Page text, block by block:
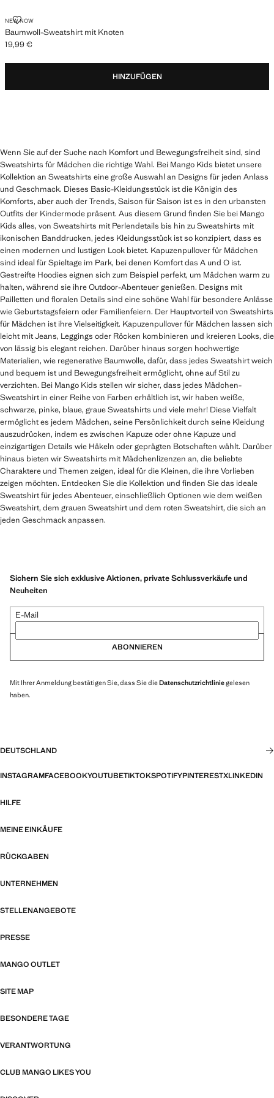
NEW NOW
Baumwoll-Sweatshirt mit Knoten
BAUMWOLL-SWEATSHIRT MIT KNOTEN
Aktueller Preis [19,99 € ]
19,99 €
HINZUFÜGEN
Wenn Sie auf der Suche nach Komfort und Bewegungsfreiheit sind, sind
Sweatshirts für Mädchen die richtige Wahl. Bei Mango Kids bietet unsere
Kollektion an Sweatshirts eine große Auswahl an Designs für jeden Anlass
und Geschmack. Dieses Basic-Kleidungsstück ist die Königin des
Komforts, aber auch der Trends, Saison für Saison ist es in den urbansten
Outfits der Kindermode präsent. Aus diesem Grund finden Sie bei Mango
Kids alles, von Sweatshirts mit Perlendetails bis hin zu Sweatshirts mit
ikonischen Banddrucken, jedes Kleidungsstück ist so konzipiert, dass es
einen modernen und lustigen Look bietet. Kapuzenpullover für Mädchen
sind ideal für Spieltage im Park, bei denen Komfort das A und O ist.
Gestreifte Hoodies eignen sich zum Beispiel perfekt, um Mädchen warm zu
halten, während sie ihre Outdoor-Abenteuer genießen. Designs mit
Pailletten und floralen Details sind eine schöne Wahl für besondere Anlässe
wie Geburtstagsfeiern oder Familienfeiern. Der Hauptvorteil von Sweatshirts
für Mädchen ist ihre Vielseitigkeit. Kapuzenpullover für Mädchen lassen sich
leicht mit Jeans, Leggings oder Röcken kombinieren und kreieren Looks, die
von lässig bis elegant reichen. Darüber hinaus sorgen hochwertige
Materialien, wie regenerative Baumwolle, dafür, dass jedes Sweatshirt weich
und bequem ist und Bewegungsfreiheit ermöglicht, ohne auf Stil zu
verzichten. Bei Mango Kids stellen wir sicher, dass jedes Mädchen-
Sweatshirt in einer Reihe von Farben erhältlich ist, wir haben weiße,
schwarze, pinke, blaue, graue Sweatshirts und viele mehr! Diese Vielfalt
ermöglicht es jedem Mädchen, seine Persönlichkeit durch seine Kleidung
auszudrücken, indem es zwischen Kapuze oder ohne Kapuze und
einzigartigen Details wie Häkeln oder geprägten Botschaften wählt. Darüber
hinaus bieten wir Sweatshirts mit Mädchenlizenzen an, die beliebte
Charaktere und Themen zeigen, ideal für die Kleinen, die ihre Vorlieben
zeigen möchten. Entdecken Sie die Kollektion und finden Sie das ideale
Sweatshirt für jedes Abenteuer, einschließlich Optionen wie dem weißen
Sweatshirt, dem grauen Sweatshirt und dem roten Sweatshirt, die sich an
jeden Geschmack anpassen.
Sichern Sie sich exklusive Aktionen, private Schlussverkäufe und
Neuheiten
E-Mail
ABONNIEREN
Mit Ihrer Anmeldung bestätigen Sie, dass Sie dieDatenschutzrichtliniegelesen
haben.
DEUTSCHLAND
INSTAGRAMFACEBOOKYOUTUBETIKTOKSPOTIFYPINTERESTXLINKEDIN
HILFE
MEINE EINKÄUFE
RÜCKGABEN
UNTERNEHMEN
STELLENANGEBOTE
PRESSE
MANGO OUTLET
SITE MAP
BESONDERE TAGE
VERANTWORTUNG
CLUB MANGO LIKES YOU